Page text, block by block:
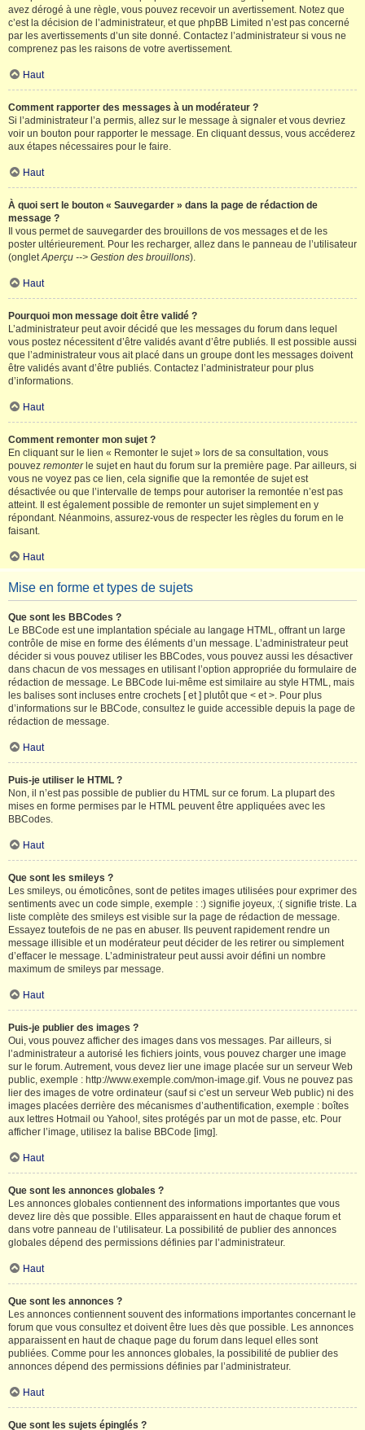
avez dérogé à une règle, vous pouvez recevoir un avertissement. Notez que
c’est la décision de l’administrateur, et que phpBB Limited n’est pas concerné
par les avertissements d’un site donné. Contactez l’administrateur si vous ne
comprenez pas les raisons de votre avertissement.
Haut
Comment rapporter des messages à un modérateur ?
Si l’administrateur l’a permis, allez sur le message à signaler et vous devriez
voir un bouton pour rapporter le message. En cliquant dessus, vous accéderez
aux étapes nécessaires pour le faire.
Haut
À quoi sert le bouton « Sauvegarder » dans la page de rédaction de
message ?
Il vous permet de sauvegarder des brouillons de vos messages et de les
poster ultérieurement. Pour les recharger, allez dans le panneau de l’utilisateur
(ongletAperçu --> Gestion des brouillons).
Haut
Pourquoi mon message doit être validé ?
L’administrateur peut avoir décidé que les messages du forum dans lequel
vous postez nécessitent d’être validés avant d’être publiés. Il est possible aussi
que l’administrateur vous ait placé dans un groupe dont les messages doivent
être validés avant d’être publiés. Contactez l’administrateur pour plus
d’informations.
Haut
Comment remonter mon sujet ?
En cliquant sur le lien « Remonter le sujet » lors de sa consultation, vous
pouvez remonterle sujet en haut du forum sur la première page. Par ailleurs, si
vous ne voyez pas ce lien, cela signifie que la remontée de sujet est
désactivée ou que l’intervalle de temps pour autoriser la remontée n’est pas
atteint. Il est également possible de remonter un sujet simplement en y
répondant. Néanmoins, assurez-vous de respecter les règles du forum en le
faisant.
Haut
Mise en forme et types de sujets
Que sont les BBCodes ?
Le BBCode est une implantation spéciale au langage HTML, offrant un large
contrôle de mise en forme des éléments d’un message. L’administrateur peut
décider si vous pouvez utiliser les BBCodes, vous pouvez aussi les désactiver
dans chacun de vos messages en utilisant l’option appropriée du formulaire de
rédaction de message. Le BBCode lui-même est similaire au style HTML, mais
les balises sont incluses entre crochets [ et ] plutôt que < et >. Pour plus
d’informations sur le BBCode, consultez le guide accessible depuis la page de
rédaction de message.
Haut
Puis-je utiliser le HTML ?
Non, il n’est pas possible de publier du HTML sur ce forum. La plupart des
mises en forme permises par le HTML peuvent être appliquées avec les
BBCodes.
Haut
Que sont les smileys ?
Les smileys, ou émoticônes, sont de petites images utilisées pour exprimer des
sentiments avec un code simple, exemple : :) signifie joyeux, :( signifie triste. La
liste complète des smileys est visible sur la page de rédaction de message.
Essayez toutefois de ne pas en abuser. Ils peuvent rapidement rendre un
message illisible et un modérateur peut décider de les retirer ou simplement
d’effacer le message. L’administrateur peut aussi avoir défini un nombre
maximum de smileys par message.
Haut
Puis-je publier des images ?
Oui, vous pouvez afficher des images dans vos messages. Par ailleurs, si
l’administrateur a autorisé les fichiers joints, vous pouvez charger une image
sur le forum. Autrement, vous devez lier une image placée sur un serveur Web
public, exemple : http://www.exemple.com/mon-image.gif. Vous ne pouvez pas
lier des images de votre ordinateur (sauf si c’est un serveur Web public) ni des
images placées derrière des mécanismes d’authentification, exemple : boîtes
aux lettres Hotmail ou Yahoo!, sites protégés par un mot de passe, etc. Pour
afficher l’image, utilisez la balise BBCode [img].
Haut
Que sont les annonces globales ?
Les annonces globales contiennent des informations importantes que vous
devez lire dès que possible. Elles apparaissent en haut de chaque forum et
dans votre panneau de l’utilisateur. La possibilité de publier des annonces
globales dépend des permissions définies par l’administrateur.
Haut
Que sont les annonces ?
Les annonces contiennent souvent des informations importantes concernant le
forum que vous consultez et doivent être lues dès que possible. Les annonces
apparaissent en haut de chaque page du forum dans lequel elles sont
publiées. Comme pour les annonces globales, la possibilité de publier des
annonces dépend des permissions définies par l’administrateur.
Haut
Que sont les sujets épinglés ?